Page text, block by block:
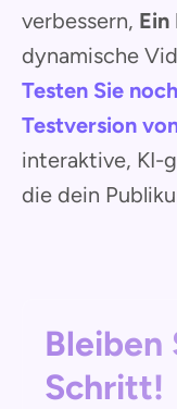
verbessern, Ein
dynamische
Testen Sie
Testversion
interaktive, KI-
die dein
Bleiben
Schritt!